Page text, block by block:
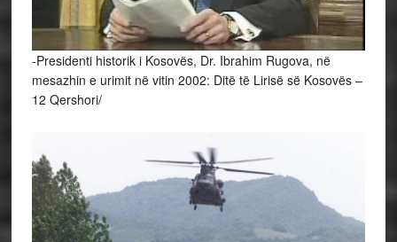
-Presidenti historik i Kosovës, Dr. Ibrahim Rugova, në
mesazhin e urimit në vitin 2002: Ditë të Lirisë së Kosovës –
12 Qershori/